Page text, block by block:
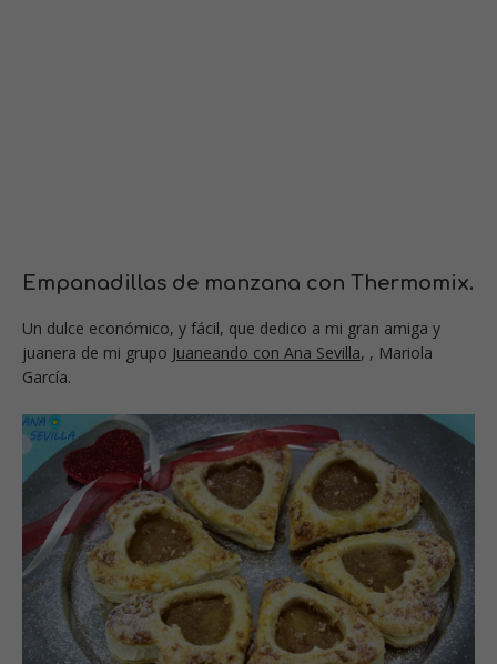
Empanadillas de manzana con Thermomix.
Un dulce económico, y fácil, que dedico a mi gran amiga y
juanera de mi grupo Juaneando con Ana Sevilla, , Mariola
García.